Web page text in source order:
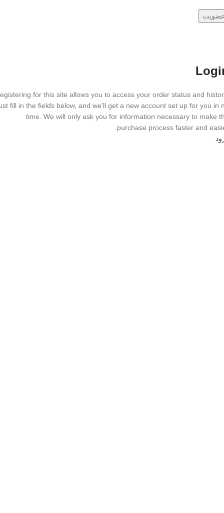
for this site allows you to access your order status and
fill in the fields below, and we'll get a new account set up for you in
time. We will only ask you for information necessary to make
purchase process faster and